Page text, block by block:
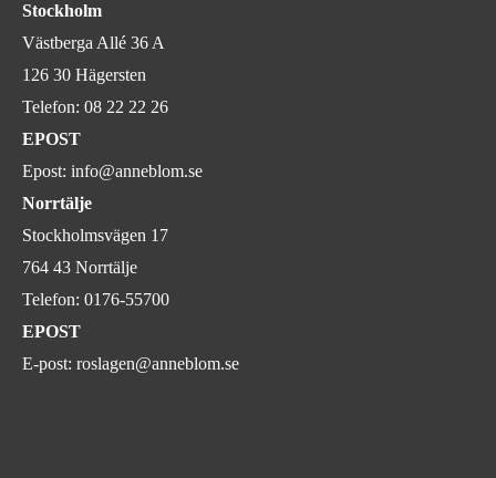
Stockholm
Västberga Allé 36 A
126 30 Hägersten
Telefon: 08 22 22 26
EPOST
Epost: info@anneblom.se
Norrtälje
Stockholmsvägen 17
764 43 Norrtälje
Telefon: 0176-55700
EPOST
E-post: roslagen@anneblom.se